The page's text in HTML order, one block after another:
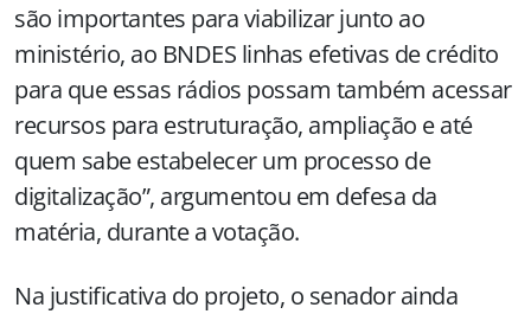
são importantes para viabilizar junto ao
ministério, ao BNDES linhas efetivas de crédito
para que essas rádios possam também acessar
recursos para estruturação, ampliação e até
quem sabe estabelecer um processo de
digitalização”, argumentou em defesa da
matéria, durante a votação.
Na justificativa do projeto, o senador ainda